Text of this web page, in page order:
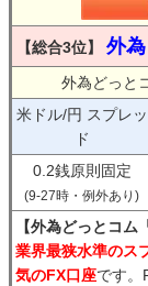
【総合3位】 外
外為どっと
米ドル/円 スプレッ
ド
0.2銭原則固定
(9-27時・例外あり)
【外為どっとコム
業界最狭水準のス
気のFX口座です。